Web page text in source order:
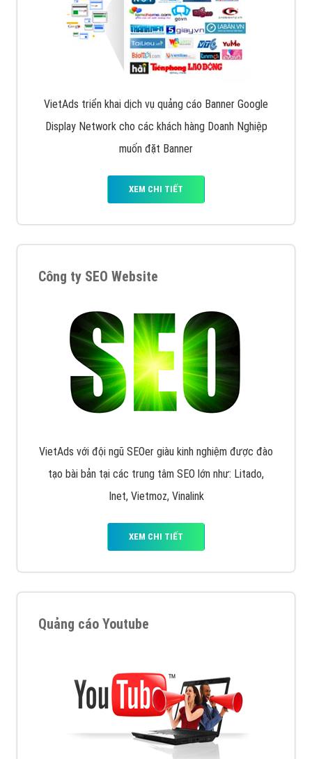
VietAds triển khai dịch vụ quảng cáo Banner Google
Display Network cho các khách hàng Doanh Nghiệp
muốn đặt Banner
XEM CHI TIẾT
Công ty SEO Website
VietAds với đội ngũ SEOer giàu kinh nghiệm được đào
tạo bài bản tại các trung tâm SEO lớn như: Litado,
Inet, Vietmoz, Vinalink
XEM CHI TIẾT
Quảng cáo Youtube